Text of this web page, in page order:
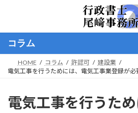
ン
へ
ー
ョ
コラム
HOME コラム 許認可
建設業
電気工事を行うためには、電気工事業登録が必
電気工事を行うた